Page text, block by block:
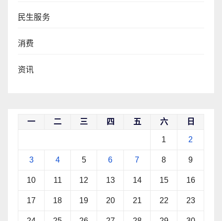
民生服务
消费
资讯
一 二 三 四 五 六 日
1 2
3 4 5 6 7 8 9
10 11 12 13 14 15 16
17 18 19 20 21 22 23